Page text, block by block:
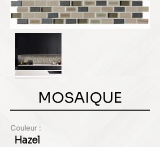
MOSAIQUE
Couleur :
Hazel